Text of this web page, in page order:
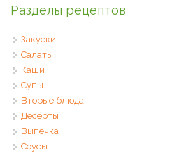
Разделы рецептов
Закуски
Салаты
Каши
Супы
Вторые блюда
Десерты
Выпечка
Соусы